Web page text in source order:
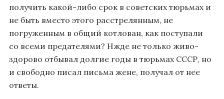
получить какой-либо срок в советских тюрьмах и
не быть вместо этого расстрелянным, не
погруженным в общий котлован, как поступали
со всеми предателями? Нжде не только живо-
здорово отбывал долгие годы в тюрьмах СССР, но
и свободно писал письма жене, получал от нее
ответы.